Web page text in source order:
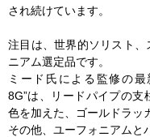
され続けています。
注目は、世界的ソリスト
ニアム選定品です。
ミード氏による監修の最
8G”は、リードパイプの
色を加えた、ゴールドラッ
その他、ユーフォニアムと